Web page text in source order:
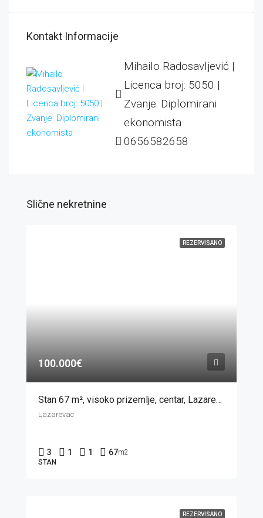
Kontakt Informacije
Mihailo Radosavljević |
Licenca broj: 5050 |
Zvanje: Diplomirani
ekonomista
0656582658
Slične nekretnine
REZERVISANO
100.000€
Stan 67 m², visoko prizemlje, centar, Lazarevac
Lazarevac
3 1 1 67m2
STAN
REZERVISANO